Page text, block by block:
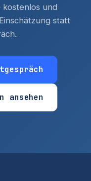
und
statt
ansehen